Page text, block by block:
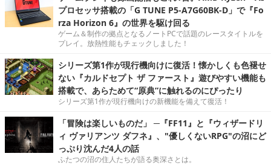
プロセッサ搭載の「G TUNE P5-A7G60BK-D」で『Fo
rza Horizon 6』の世界を駆け回る
ゲーム＆制作の拠点となるノートPCで話題のレースタイトルを
プレイ。放熱性能もチェックしました！
シリーズ第1作が現行機向けに復活！懐かしくも色褪せ
ない『カルドセプト ザ ファースト』遊びやすい機能も
搭載で、あらためて“原典”に触れるのにぴったり
シリーズ第1作が現行機向けの新機能を備えて復活！
「冒険は楽しいものだ」 ─『FF11』と『ウィザードリ
ィ ヴァリアンツ ダフネ』、"優しくないRPG"の沼にど
っぷり沈んだ4人の話
ふたつの沼の住人たちが語る奥深さとは。